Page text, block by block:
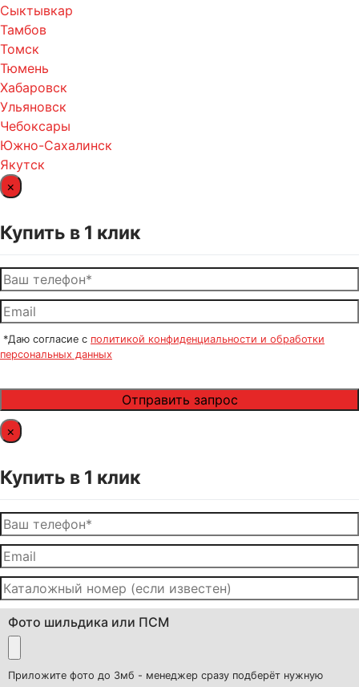
Сыктывкар
Тамбов
Томск
Тюмень
Хабаровск
Ульяновск
Чебоксары
Южно-Сахалинск
Якутск
×
Купить в 1 клик
*Даю согласие с политикой конфиденциальности и обработки
персональных данных
×
Купить в 1 клик
Фото шильдика или ПСМ
Приложите фото до 3мб - менеджер сразу подберёт нужную